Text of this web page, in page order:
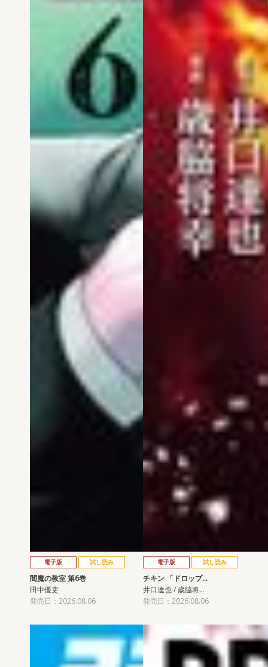
電子版 試し読み
閻魔の教室 第6巻
田中優吏
発売日：2026.08.06
電子版 試し読み
チキン 「ドロップ…
井口達也 / 歳脇将…
発売日：2026.08.06